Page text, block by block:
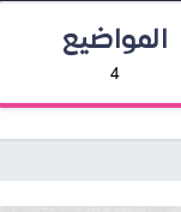
المواضيع
4